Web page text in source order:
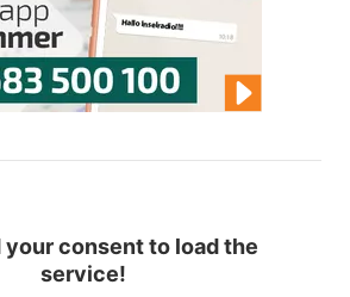
your consent to load the
service!